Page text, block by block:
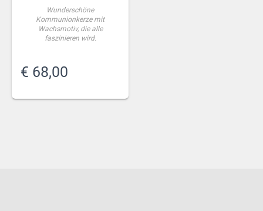
Wunderschöne
Kommunionkerze mit
Wachsmotiv, die alle
faszinieren wird.
€ 68,00